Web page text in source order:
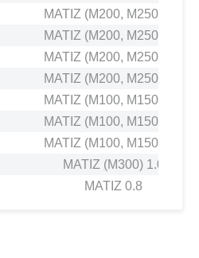
MATIZ (M200, M250) 0.8
MATIZ (M200, M250) 1.0
MATIZ (M200, M250) 1.0
MATIZ (M200, M250) 1.0
MATIZ (M100, M150) 0.8
MATIZ (M100, M150) 1.0
MATIZ (M100, M150) 1.0
MATIZ (M300) 1.0
MATIZ 0.8